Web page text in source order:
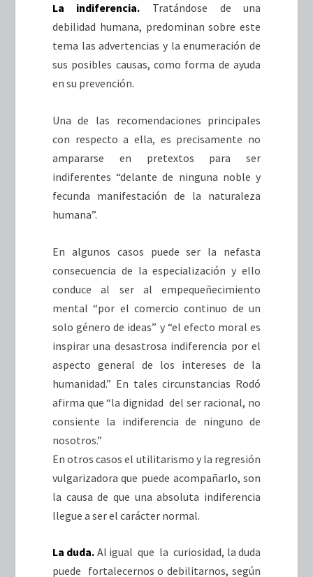
La indiferencia. Tratándose de una
debilidad humana, predominan sobre este
tema las advertencias y la enumeración de
sus posibles causas, como forma de ayuda
en su prevención.
Una de las recomendaciones principales
con respecto a ella, es precisamente no
ampararse en pretextos para ser
indiferentes “delante de ninguna noble y
fecunda manifestación de la naturaleza
humana”.
En algunos casos puede ser la nefasta
consecuencia de la especialización y ello
conduce al ser al empequeñecimiento
mental “por el comercio continuo de un
solo género de ideas” y “el efecto moral es
inspirar una desastrosa indiferencia por el
aspecto general de los intereses de la
humanidad.” En tales circunstancias Rodó
afirma que “la dignidad del ser racional, no
consiente la indiferencia de ninguno de
nosotros.”
En otros casos el utilitarismo y la regresión
vulgarizadora que puede acompañarlo, son
la causa de que una absoluta indiferencia
llegue a ser el carácter normal.
La duda. Al igual que la curiosidad, la duda
puede fortalecernos o debilitarnos, según